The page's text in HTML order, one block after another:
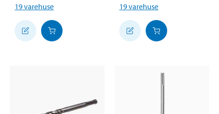
19varehuse 19varehuse